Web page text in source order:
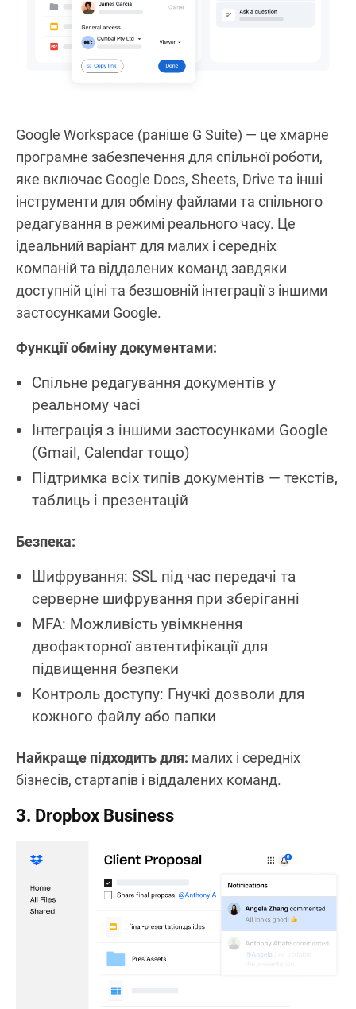
Google Workspace (раніше G Suite) — це хмарне
програмне забезпечення для спільної роботи,
яке включає Google Docs, Sheets, Drive та інші
інструменти для обміну файлами та спільного
редагування в режимі реального часу. Це
ідеальний варіант для малих і середніх
компаній та віддалених команд завдяки
доступній ціні та безшовній інтеграції з іншими
застосунками Google.
Функції обміну документами:
Спільне редагування документів у
реальному часі
Інтеграція з іншими застосунками Google
(Gmail, Calendar тощо)
Підтримка всіх типів документів — текстів,
таблиць і презентацій
Безпека:
Шифрування: SSL під час передачі та
серверне шифрування при зберіганні
MFA: Можливість увімкнення
двофакторної автентифікації для
підвищення безпеки
Контроль доступу: Гнучкі дозволи для
кожного файлу або папки
Найкраще підходить для: малих і середніх
бізнесів, стартапів і віддалених команд.
3. Dropbox Business